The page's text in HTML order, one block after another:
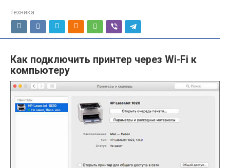
Техника
Как подключить принтер через Wi-Fi к
компьютеру